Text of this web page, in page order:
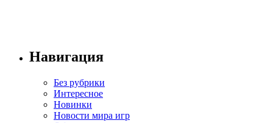
Навигация
Без рубрики
Интересное
Новинки
Новости мира игр